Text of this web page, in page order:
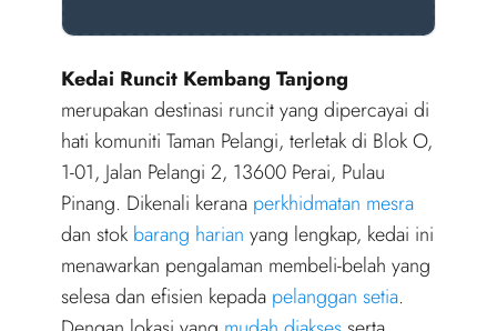
Kedai Runcit Kembang Tanjong
merupakan destinasi runcit yang dipercayai di
hati komuniti Taman Pelangi, terletak di Blok O,
1-01, Jalan Pelangi 2, 13600 Perai, Pulau
Pinang. Dikenali kerana perkhidmatan mesra
dan stok barang harian yang lengkap, kedai ini
menawarkan pengalaman membeli-belah yang
selesa dan efisien kepada pelanggan setia.